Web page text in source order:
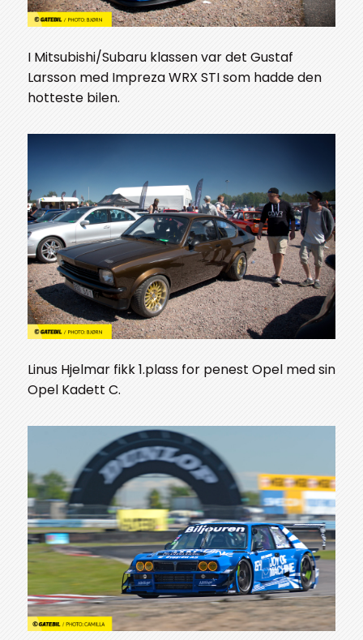
I Mitsubishi/Subaru klassen var det Gustaf
Larsson med Impreza WRX STI som hadde den
hotteste bilen.
Linus Hjelmar fikk 1.plass for penest Opel med sin
Opel Kadett C.